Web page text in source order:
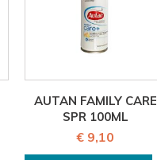
AUTAN FAMILY CARE
SPR 100ML
€ 9,10